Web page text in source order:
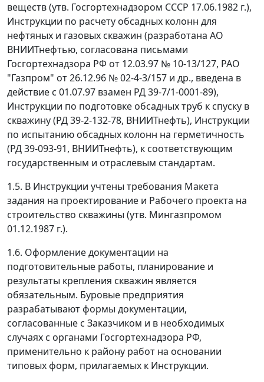
веществ (утв. Госгортехнадзором СССР 17.06.1982 г.),
Инструкции по расчету обсадных колонн для
нефтяных и газовых скважин (разработана АО
ВНИИТнефтью, согласована письмами
Госгортехнадзора РФ от 12.03.97 № 10-13/127, РАО
"Газпром" от 26.12.96 № 02-4-3/157 и др., введена в
действие с 01.07.97 взамен РД 39-7/1-0001-89),
Инструкции по подготовке обсадных труб к спуску в
скважину (РД 39-2-132-78, ВНИИТнефть), Инструкции
по испытанию обсадных колонн на герметичность
(РД 39-093-91, ВНИИТнефть), к соответствующим
государственным и отраслевым стандартам.
1.5. В Инструкции учтены требования Макета
задания на проектирование и Рабочего проекта на
строительство скважины (утв. Мингазпромом
01.12.1987 г.).
1.6. Оформление документации на
подготовительные работы, планирование и
результаты крепления скважин является
обязательным. Буровые предприятия
разрабатывают формы документации,
согласованные с Заказчиком и в необходимых
случаях с органами Госгортехнадзора РФ,
применительно к району работ на основании
типовых форм, прилагаемых к Инструкции.